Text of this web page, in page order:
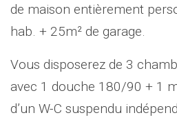
de maison entièrement
hab. + 25m² de garage.
Vous disposerez de 3
avec 1 douche 180/90 + 1
d’un W-C suspendu